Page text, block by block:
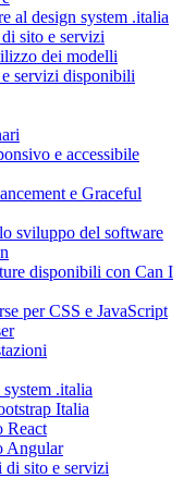
al design system .italia
sito e servizi
dei modelli
servizi disponibili
e accessibile
e Graceful
sviluppo del software
disponibili con Can I
per CSS e JavaScript
.italia
Italia
React
Angular
sito e servizi